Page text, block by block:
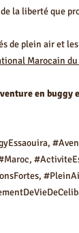
la liberté que
de plein air et
Marocain du
en buggy